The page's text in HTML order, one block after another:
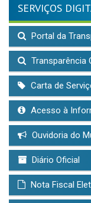
SERVIÇOS
Portal da
Transparência
Carta de
Acesso à
Ouvidoria do
Diário Oficial
Nota Fiscal